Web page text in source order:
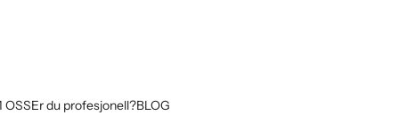
OSSEr du profesjonell?BLOG